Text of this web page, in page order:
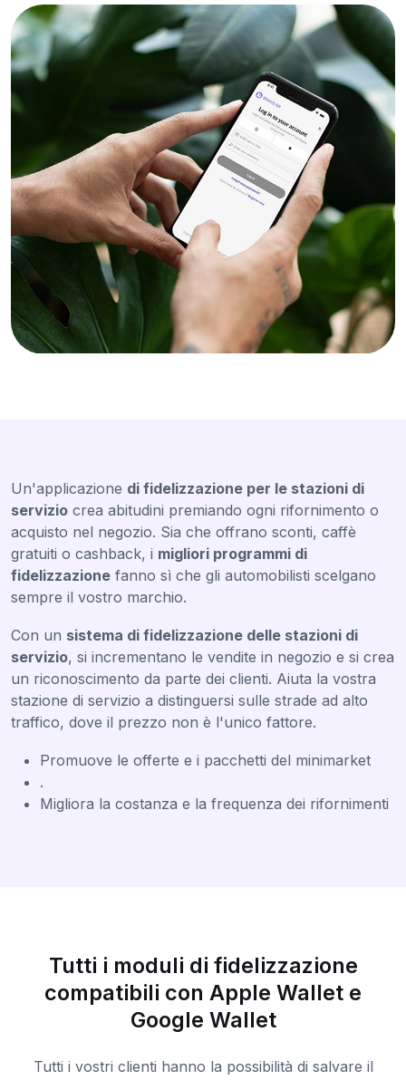
Un'applicazione di fidelizzazione per le stazioni di
servizio crea abitudini premiando ogni rifornimento o
acquisto nel negozio. Sia che offrano sconti, caffè
gratuiti o cashback, i migliori programmi di
fidelizzazione fanno sì che gli automobilisti scelgano
sempre il vostro marchio.
Con un sistema di fidelizzazione delle stazioni di
servizio, si incrementano le vendite in negozio e si crea
un riconoscimento da parte dei clienti. Aiuta la vostra
stazione di servizio a distinguersi sulle strade ad alto
traffico, dove il prezzo non è l'unico fattore.
Promuove le offerte e i pacchetti del minimarket
.
Migliora la costanza e la frequenza dei rifornimenti
Tutti i moduli di fidelizzazione
compatibili con Apple Wallet e
Google Wallet
Tutti i vostri clienti hanno la possibilità di salvare il